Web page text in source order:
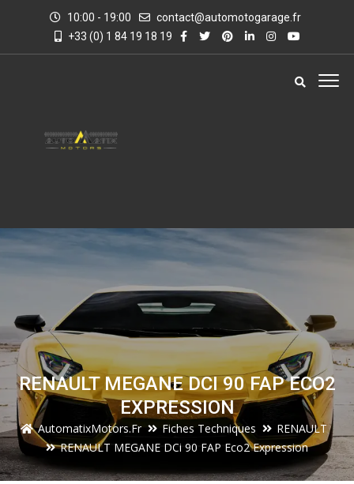
10:00 - 19:00
contact@automotogarage.fr
+33 (0) 1 84 19 18 19
RENAULT MEGANE DCI 90 FAP ECO2
EXPRESSION
AutomatixMotors.fr Fiches Techniques
RENAULT
RENAULT MEGANE DCi 90 FAP Eco2 Expression